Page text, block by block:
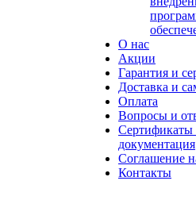
О нас
Акции
Гарантия и
Доставка и
Оплата
Вопросы и
Сертификаты
документация
Соглашение
Контакты